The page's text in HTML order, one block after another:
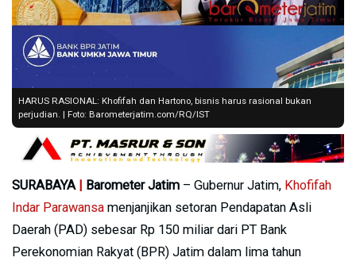
HARUS RASIONAL: Khofifah dan Hartono, bisnis harus rasional bukan
perjudian. | Foto: Barometerjatim.com/RQ/IST
SURABAYA | Barometer Jatim – Gubernur Jatim, Khofifah
Indar Parawansa menjanjikan setoran Pendapatan Asli
Daerah (PAD) sebesar Rp 150 miliar dari PT Bank
Perekonomian Rakyat (BPR) Jatim dalam lima tahun